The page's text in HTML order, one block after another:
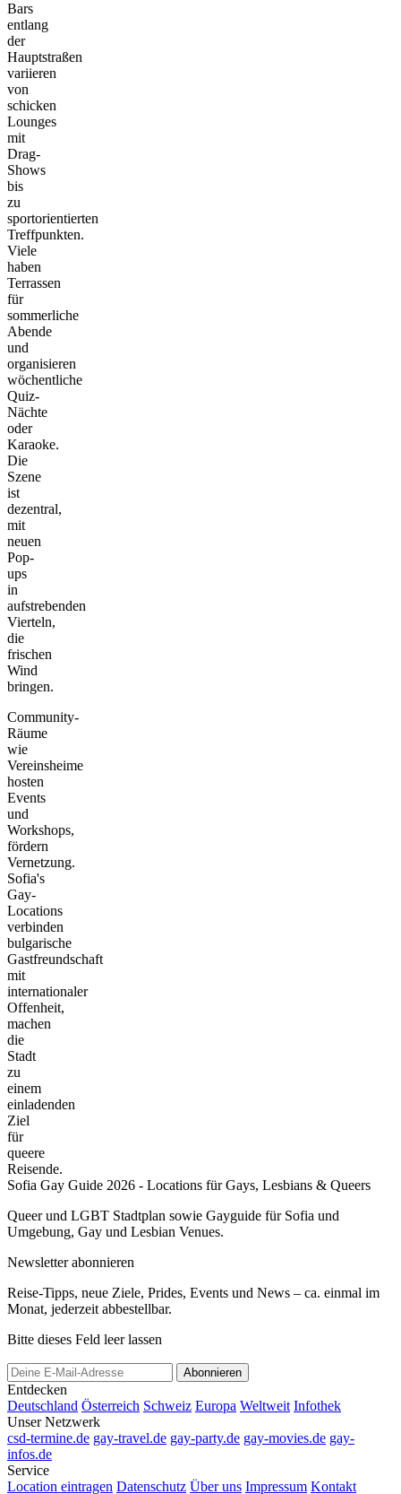
Bars
entlang
der
Hauptstraßen
variieren
von
schicken
Lounges
mit
Drag-
Shows
bis
zu
sportorientierten
Treffpunkten.
Viele
haben
Terrassen
für
sommerliche
Abende
und
organisieren
wöchentliche
Quiz-
Nächte
oder
Karaoke.
Die
Szene
ist
dezentral,
mit
neuen
Pop-
ups
in
aufstrebenden
Vierteln,
die
frischen
Wind
bringen.
Community-
Räume
wie
Vereinsheime
hosten
Events
und
Workshops,
fördern
Vernetzung.
Sofia's
Gay-
Locations
verbinden
bulgarische
Gastfreundschaft
mit
internationaler
Offenheit,
machen
die
Stadt
zu
einem
einladenden
Ziel
für
queere
Reisende.
Sofia Gay Guide 2026 - Locations für Gays, Lesbians & Queers
Queer und LGBT Stadtplan sowie Gayguide für Sofia und
Umgebung, Gay und Lesbian Venues.
Newsletter abonnieren
Reise-Tipps, neue Ziele, Prides, Events und News – ca. einmal im
Monat, jederzeit abbestellbar.
Bitte dieses Feld leer lassen
Abonnieren
Entdecken
Deutschland Österreich Schweiz Europa Weltweit Infothek
Unser Netzwerk
csd-termine.de gay-travel.de gay-party.de gay-movies.de gay-
infos.de
Service
Location eintragen Datenschutz Über uns Impressum Kontakt